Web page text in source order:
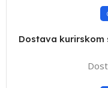
Dostava kurirskom